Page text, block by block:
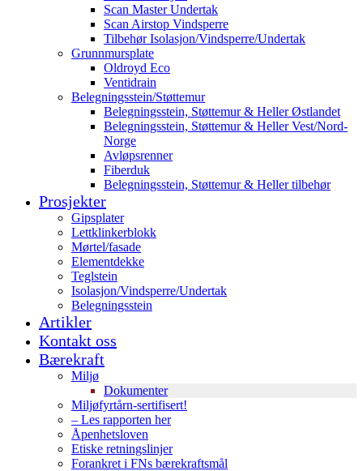
Scan Master Undertak
Scan Airstop Vindsperre
Tilbehør Isolasjon/Vindsperre/Undertak
Grunnmursplate
Oldroyd Eco
Ventidrain
Belegningsstein/Støttemur
Belegningsstein, Støttemur & Heller Østlandet
Belegningsstein, Støttemur & Heller Vest/Nord-
Norge
Avløpsrenner
Fiberduk
Belegningsstein, Støttemur & Heller tilbehør
Prosjekter
Gipsplater
Lettklinkerblokk
Mørtel/fasade
Elementdekke
Teglstein
Isolasjon/Vindsperre/Undertak
Belegningsstein
Artikler
Kontakt oss
Bærekraft
Miljø
Dokumenter
Miljøfyrtårn-sertifisert!
– Les rapporten her
Åpenhetsloven
Etiske retningslinjer
Forankret i FNs bærekraftsmål